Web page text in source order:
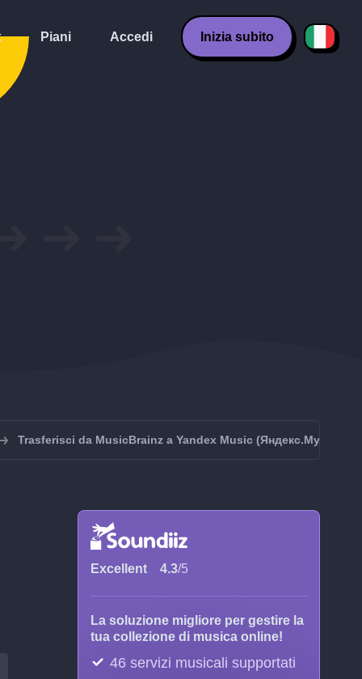
Piani Accedi Inizia subito
Trasferisci da MusicBrainz a Yandex Music (Яндекс.Музыка)
Excellent 4.3/5
La soluzione migliore per gestire la
tua collezione di musica online!
46 servizi musicali supportati